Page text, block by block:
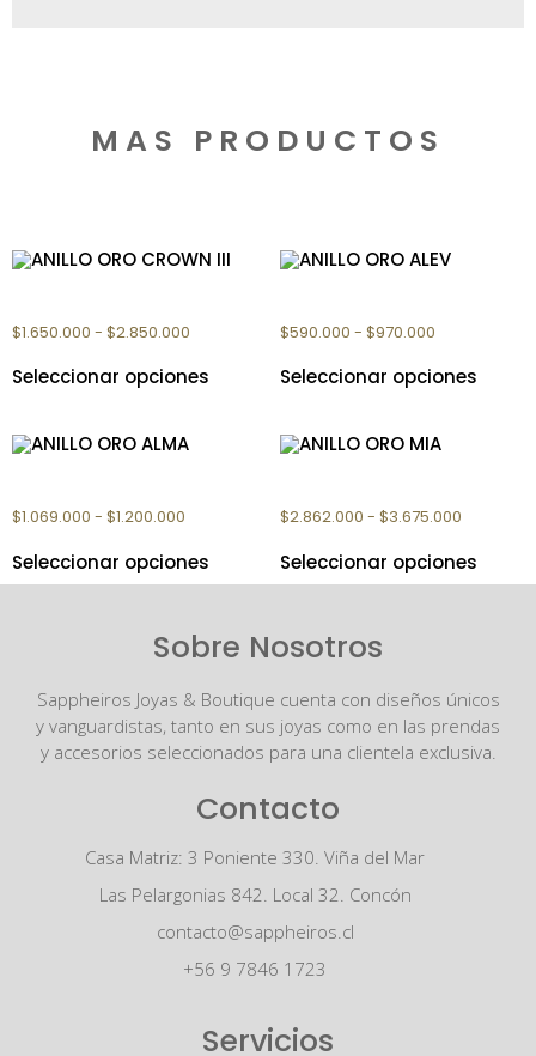
MAS PRODUCTOS
$1.650.000 - $2.850.000
Seleccionar opciones
$590.000 - $970.000
Seleccionar opciones
$1.069.000 - $1.200.000
Seleccionar opciones
$2.862.000 - $3.675.000
Seleccionar opciones
Sobre Nosotros
Sappheiros Joyas & Boutique cuenta con diseños únicos
y vanguardistas, tanto en sus joyas como en las prendas
y accesorios seleccionados para una clientela exclusiva.
Contacto
Casa Matriz: 3 Poniente 330. Viña del Mar
Las Pelargonias 842. Local 32. Concón
contacto@sappheiros.cl
+56 9 7846 1723
Servicios